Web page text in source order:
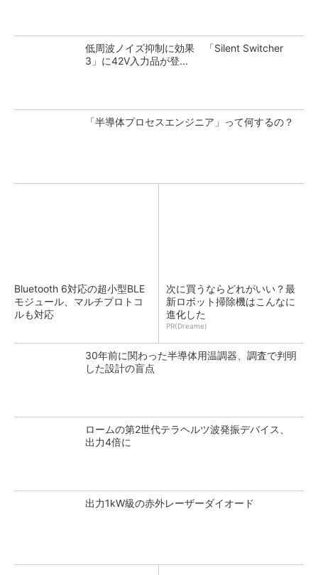
低周波ノイズ抑制に効果 「Silent Switcher
3」に42V入力品が登...
「半導体プロセスエンジニア」って何するの？
Bluetooth 6対応の超小型BLE
モジュール、マルチプロトコ
ルも対応
次に買うならどれがいい？最
新ロボット掃除機はこんなに
進化した
PR(Dreame)
30年前に関わった半導体用温調器、調査で判明
した設計の盲点
ロームの第2世代テラヘルツ波発振デバイス、
出力4倍に
出力1kW級の赤外レーザーダイオード